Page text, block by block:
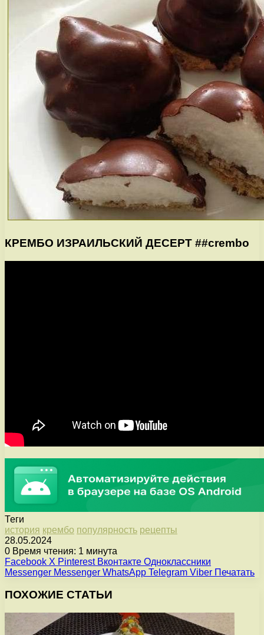
КРЕМБО ИЗРАИЛЬСКИЙ ДЕСЕРТ ##crembo
Теги
история крембо популярность рецепты
28.05.2024
0 Время чтения: 1 минута
Facebook X Pinterest Вконтакте Одноклассники
Messenger Messenger WhatsApp Telegram Viber Печатать
ПОХОЖИЕ СТАТЬИ